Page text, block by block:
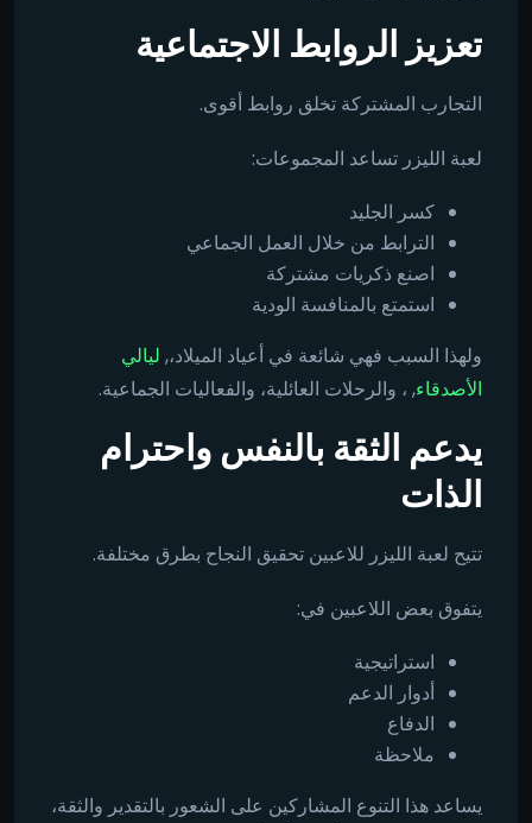
تعزيز الروابط الاجتماعية
التجارب المشتركة تخلق روابط أقوى.
لعبة الليزر تساعد المجموعات:
كسر الجليد
الترابط من خلال العمل الجماعي
اصنع ذكريات مشتركة
استمتع بالمنافسة الودية
ولهذا السبب فهي شائعة في أعياد الميلاد،, ليالي
الأصدقاء, ، والرحلات العائلية، والفعاليات الجماعية.
يدعم الثقة بالنفس واحترام
الذات
تتيح لعبة الليزر للاعبين تحقيق النجاح بطرق مختلفة.
يتفوق بعض اللاعبين في:
استراتيجية
أدوار الدعم
الدفاع
ملاحظة
يساعد هذا التنوع المشاركين على الشعور بالتقدير والثقة،